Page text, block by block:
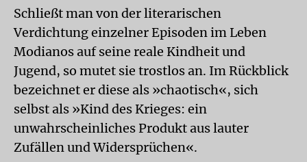
Schließt man von der literarischen
Verdichtung einzelner Episoden im Leben
Modianos auf seine reale Kindheit und
Jugend, so mutet sie trostlos an. Im Rückblick
bezeichnet er diese als »chaotisch«, sich
selbst als »Kind des Krieges: ein
unwahrscheinliches Produkt aus lauter
Zufällen und Widersprüchen«.